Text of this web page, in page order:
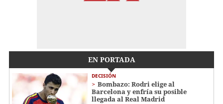
EN PORTADA
DECISIÓN
Bombazo: Rodri elige al
Barcelona y enfría su posible
llegada al Real Madrid